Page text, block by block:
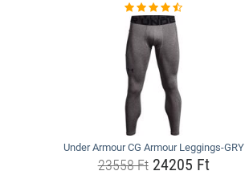
Under Armour CG Armour Leggings-GRY
23558 Ft24205 Ft